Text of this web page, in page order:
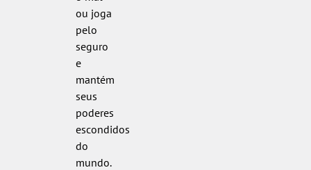
ou joga
pelo
seguro
e
mantém
seus
poderes
escondidos
do
mundo.